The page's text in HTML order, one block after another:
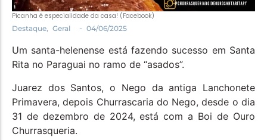
Picanha é especialidade da casa! (Facebook)
Destaque, Geral - 04/06/2025
Um santa-helenense está fazendo sucesso em Santa
Rita no Paraguai no ramo de “asados”.
Juarez dos Santos, o Nego da antiga Lanchonete
Primavera, depois Churrascaria do Nego, desde o dia
31 de dezembro de 2024, está com a Boi de Ouro
Churrasqueria.